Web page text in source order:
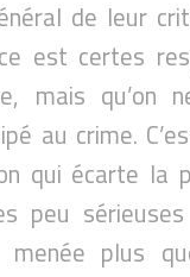
de leur
est certes
mais qu’on
au crime.
qui écarte la
peu
menée plus